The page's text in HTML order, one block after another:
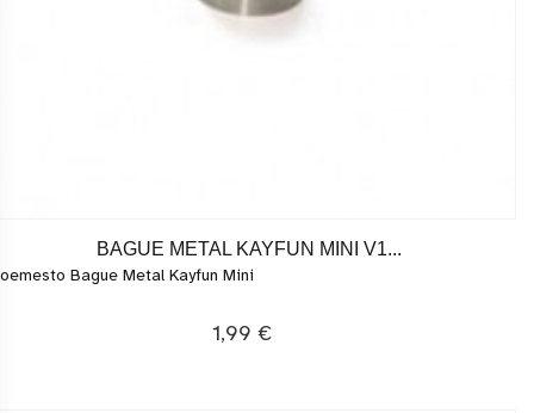
BAGUE METAL KAYFUN MINI V1...
Bague Metal Kayfun Mini
1,99 €